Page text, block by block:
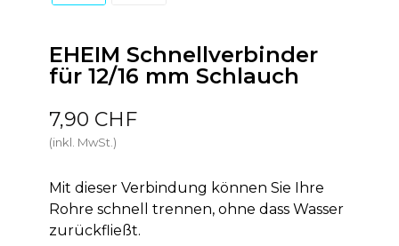
EHEIM Schnellverbinder
für 12/16 mm Schlauch
7,90 CHF
(inkl. MwSt.)
Mit dieser Verbindung können Sie Ihre
Rohre schnell trennen, ohne dass Wasser
zurückfließt.